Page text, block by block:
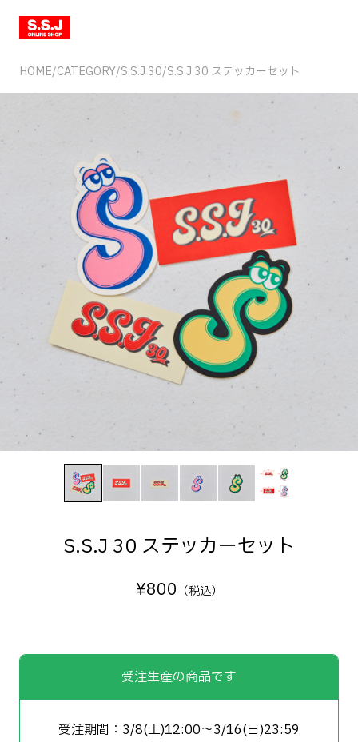
HOME/CATEGORY/S.S.J 30/S.S.J 30 ステッカーセット
S.S.J 30 ステッカーセット
¥800 （税込）
受注生産の商品です
受注期間：3/8(土)12:00〜3/16(日)23:59